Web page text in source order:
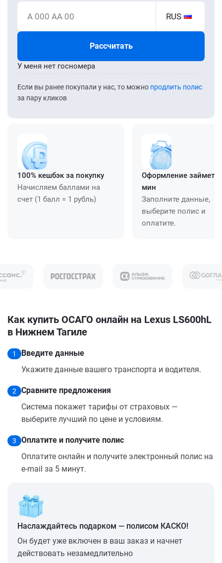
А 000 АА 00 RUS
Рассчитать
Если вы ранее покупали у нас, то можно продлить полис
за пару кликов
У меня нет госномера
100% кешбэк за покупку
Начисляем баллами на
счет (1 балл = 1 рубль)
Оформление займет
мин
Заполните данные,
выберите полис и
оплатите.
Как купить ОСАГО онлайн на Lexus LS600hL
в Нижнем Тагиле
1
Введите данные
Укажите данные вашего транспорта и водителя.
2
Сравните предложения
Система покажет тарифы от страховых —
выберите лучший по цене и условиям.
3
Оплатите и получите полис
Оплатите онлайн и получите электронный полис на
e-mail за 5 минут.
Наслаждайтесь подарком — полисом КАСКО!
Он будет уже включен в ваш заказ и начнет
действовать незамедлительно